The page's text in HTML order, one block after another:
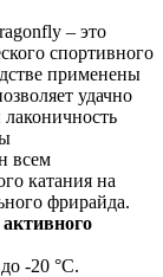
– это
спортивного
применены
удачно
всем
катания на
фрирайда.
-20 °С.